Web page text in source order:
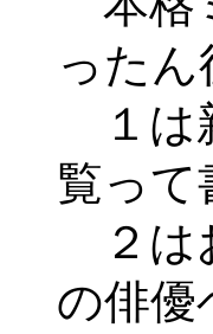
った
１は
覧って
２は
の俳優